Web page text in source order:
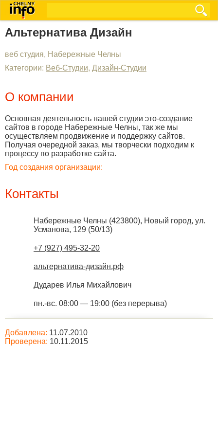
Альтернатива Дизайн
веб студия, Набережные Челны
Категории: Веб-Студии, Дизайн-Студии
О компании
Основная деятельность нашей студии это-создание
сайтов в городе Набережные Челны, так же мы
осуществляем продвижение и поддержку сайтов.
Получая очередной заказ, мы творчески подходим к
процессу по разработке сайта.
Год создания организации:
Контакты
Набережные Челны (423800), Новый город, ул.
Усманова, 129 (50/13)
+7 (927) 495-32-20
альтернатива-дизайн.рф
Дударев Илья Михайлович
пн.-вс. 08:00 — 19:00 (без перерыва)
Добавлена: 11.07.2010
Проверена: 10.11.2015